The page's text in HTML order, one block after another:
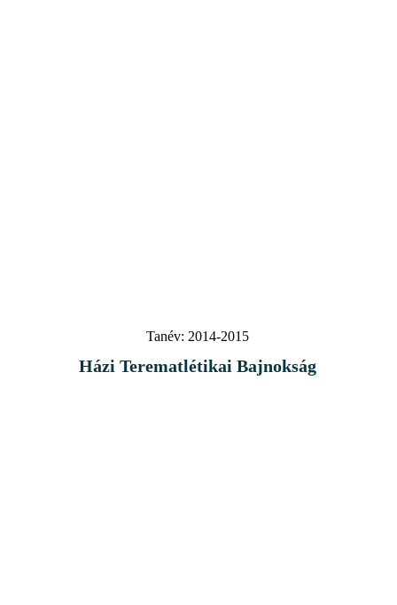
Tanév: 2014-2015
Házi Terematlétikai Bajnokság